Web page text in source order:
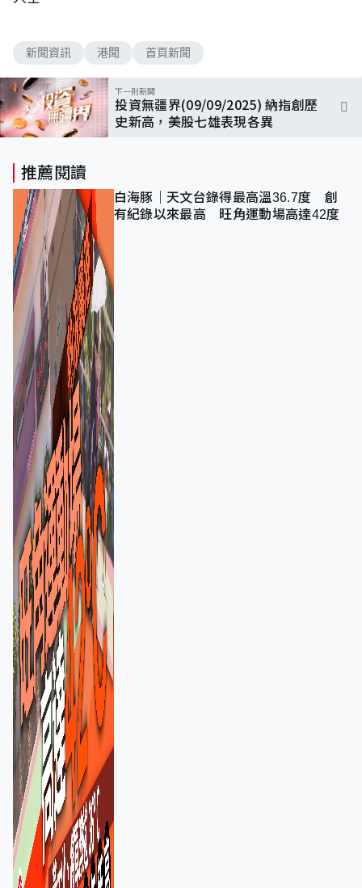
新聞資訊 港聞 首頁新聞
下一則新聞
投資無疆界(09/09/2025) 納指創歷
史新高，美股七雄表現各異
推薦閱讀
白海豚｜天文台錄得最高溫36.7度 創
有紀錄以來最高 旺角運動場高達42度